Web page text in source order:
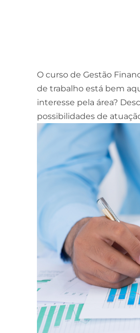
O curso de Gestão
de trabalho está bem
interesse pela área?
possibilidades de